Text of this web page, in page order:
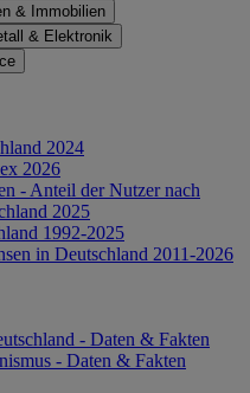
& Immobilien
& Elektronik
2024
2026
- Anteil der Nutzer nach
2025
1992-2025
in Deutschland 2011-2026
- Daten & Fakten
- Daten & Fakten